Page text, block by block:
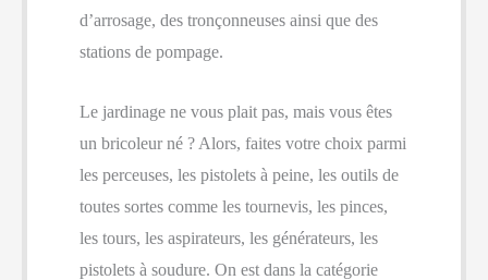
d’arrosage, des tronçonneuses ainsi que des
stations de pompage.
Le jardinage ne vous plait pas, mais vous êtes
un bricoleur né ? Alors, faites votre choix parmi
les perceuses, les pistolets à peine, les outils de
toutes sortes comme les tournevis, les pinces,
les tours, les aspirateurs, les générateurs, les
pistolets à soudure. On est dans la catégorie